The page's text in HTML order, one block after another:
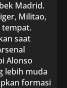
Madrid.
Militao,
saat
Alonso
lebih muda
formasi